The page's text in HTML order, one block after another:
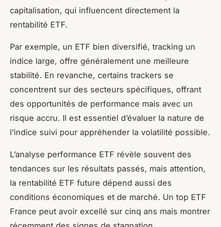
capitalisation, qui influencent directement la
rentabilité ETF.
Par exemple, un ETF bien diversifié, tracking un
indice large, offre généralement une meilleure
stabilité. En revanche, certains trackers se
concentrent sur des secteurs spécifiques, offrant
des opportunités de performance mais avec un
risque accru. Il est essentiel d’évaluer la nature de
l’indice suivi pour appréhender la volatilité possible.
L’analyse performance ETF révèle souvent des
tendances sur les résultats passés, mais attention,
la rentabilité ETF future dépend aussi des
conditions économiques et de marché. Un top ETF
France peut avoir excellé sur cinq ans mais montrer